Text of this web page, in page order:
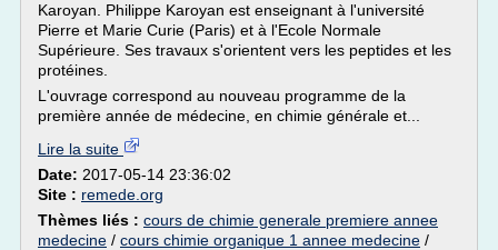
Karoyan. Philippe Karoyan est enseignant à l'université
Pierre et Marie Curie (Paris) et à l'Ecole Normale
Supérieure. Ses travaux s'orientent vers les peptides et les
protéines.
L'ouvrage correspond au nouveau programme de la
première année de médecine, en chimie générale et...
Lire la suite
Date: 2017-05-14 23:36:02
Site : remede.org
Thèmes liés : cours de chimie generale premiere annee
medecine / cours chimie organique 1 annee medecine /